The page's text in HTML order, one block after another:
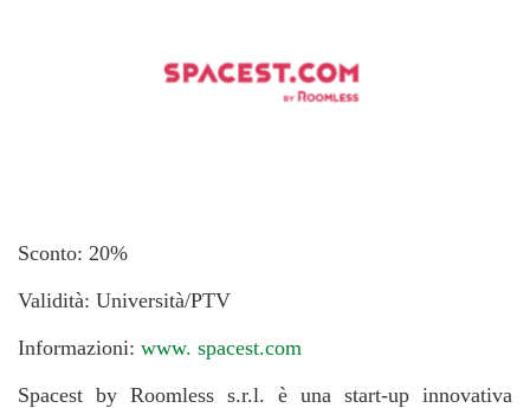
Sconto: 20%
Validità: Università/PTV
Informazioni: www. spacest.com
Spacest by Roomless s.r.l. è una start-up innovativa